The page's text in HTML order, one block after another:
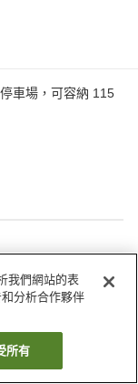
車場，可容納 115
我們網站的表
分析合作夥伴
所有